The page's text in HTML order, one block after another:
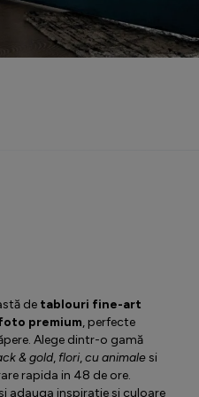
de tablouri fine-art
premium, perfecte
Alege dintr-o gamă
& gold, flori,cu animalesi
rapida in 48 de ore.
adauga inspiratie si culoare